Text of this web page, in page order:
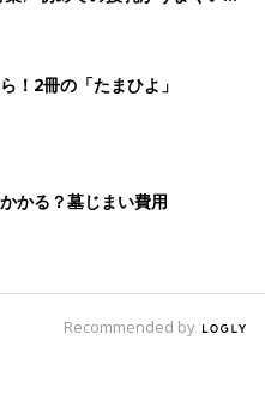
の基本と夏のトラブル 解決テ
！2冊の「たまひよ」
かる？墓じまい費用
Recommended by